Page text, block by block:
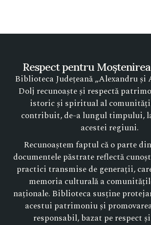
Respect pentru
Biblioteca Județeană „Alexandru
Dolj recunoaște și respectă
istoric și spiritual al
contribuit, de-a lungul timpului,
acestei regiuni.
Recunoaștem faptul că o parte
documentele păstrate reflectă
practici transmise de generații,
memoria culturală a
naționale. Biblioteca susține
acestui patrimoniu și
responsabil, bazat pe respect